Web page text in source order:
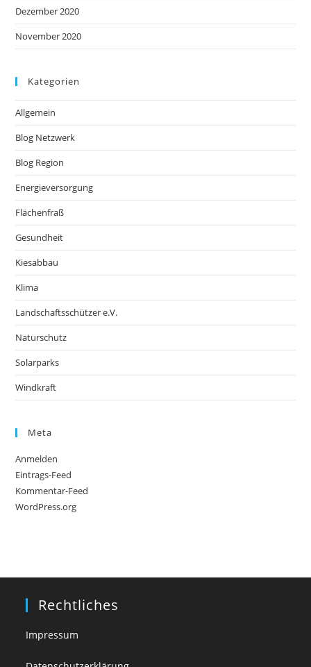
Dezember 2020
November 2020
Kategorien
Allgemein
Blog Netzwerk
Blog Region
Energieversorgung
Flächenfraß
Gesundheit
Kiesabbau
Klima
Landschaftsschützer e.V.
Naturschutz
Solarparks
Windkraft
Meta
Anmelden
Eintrags-Feed
Kommentar-Feed
WordPress.org
Rechtliches
Impressum